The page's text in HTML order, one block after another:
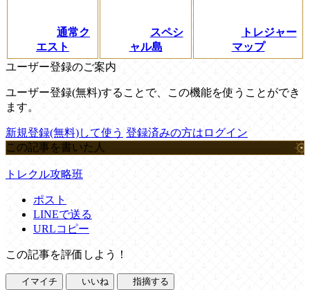
通常ク
エスト
スペシ
ャル島
トレジャー
マップ
ユーザー登録のご案内
ユーザー登録(無料)することで、この機能を使うことができ
ます。
新規登録(無料)して使う 登録済みの方はログイン
この記事を書いた人
トレクル攻略班
ポスト
LINEで送る
URLコピー
この記事を評価しよう！
イマイチ いいね 指摘する